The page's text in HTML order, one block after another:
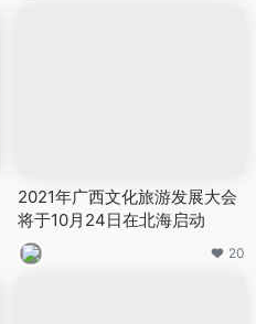
2021年广西文化旅游发展大会
将于10月24日在北海启动
20